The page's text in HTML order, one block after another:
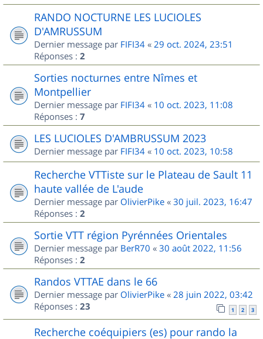
RANDO NOCTURNE LES LUCIOLES
D'AMRUSSUM
Dernier message par FIFI34 « 29 oct. 2024, 23:51
Réponses : 2
Sorties nocturnes entre Nîmes et
Montpellier
Dernier message par FIFI34 « 10 oct. 2023, 11:08
Réponses : 7
LES LUCIOLES D'AMBRUSSUM 2023
Dernier message par FIFI34 « 10 oct. 2023, 10:58
Recherche VTTiste sur le Plateau de Sault 11
haute vallée de L'aude
Dernier message par OlivierPike « 30 juil. 2023, 16:47
Réponses : 2
Sortie VTT région Pyrénnées Orientales
Dernier message par BerR70 « 30 août 2022, 11:56
Réponses : 2
Randos VTTAE dans le 66
Dernier message par OlivierPike « 28 juin 2022, 03:42
Réponses : 23 1 2 3
Recherche coéquipiers (es) pour rando la